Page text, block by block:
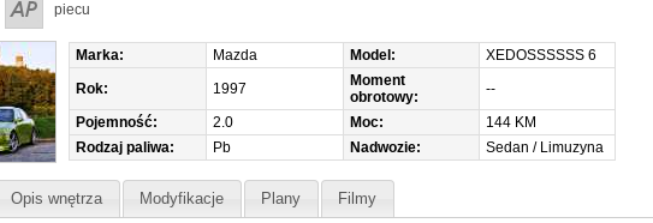
piecu
Marka: Mazda Model:
XEDOSSSSSS 6
Rok:
1997
Moment
obrotowy:
--
Pojemność:
2.0 Moc:
144 KM
Rodzaj paliwa:
Pb Nadwozie: Sedan / Limuzyna
Opis wnętrza Modyfikacje Plany Filmy